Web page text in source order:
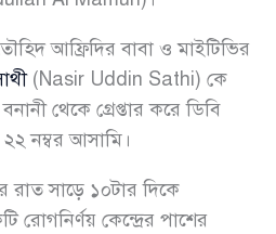
আফ্রিদির বাবা ও মাইটিভির
(Nasir Uddin Sathi) কে
থেকে গ্রেপ্তার করে ডিবি
নম্বর আসামি।
রাত সাড়ে ১০টার দিকে
রোগনির্ণয় কেন্দ্রের পাশের